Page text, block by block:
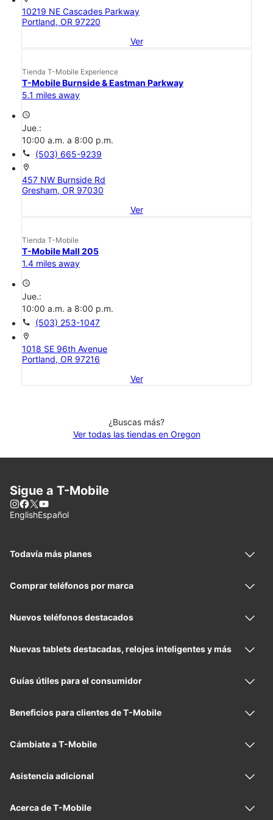
10219 NE Cascades Parkway
Portland, OR 97220
Ver
Tienda T-Mobile Experience
T-Mobile Burnside & Eastman Parkway
5.1 miles away
access_time
Jue.:
10:00 a.m. a 8:00 p.m.
call (503) 665-9239
location_on
457 NW Burnside Rd
Gresham, OR 97030
Ver
Tienda T-Mobile
T-Mobile Mall 205
1.4 miles away
access_time
Jue.:
10:00 a.m. a 8:00 p.m.
call (503) 253-1047
location_on
1018 SE 96th Avenue
Portland, OR 97216
Ver
¿Buscas más?
Ver todas las tiendas en Oregon